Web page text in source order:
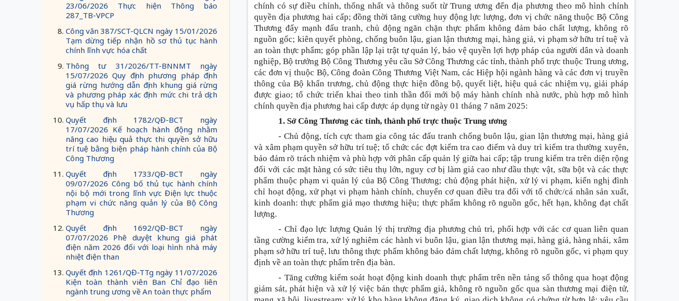
23/06/2026 Thực hiện Thông báo
287_TB-VPCP
Công văn 387/SCT-QLCN ngày 15/01/2026
Tạm dừng tiếp nhận hồ sơ thủ tục hành
chính lĩnh vực hóa chất
Thông tư 31/2026/TT-BNNMT ngày
15/07/2026 Quy định phương pháp định
giá rừng hướng dẫn định khung giá rừng
và phương pháp xác định mức chi trả dịch
vụ hấp thụ và lưu
Quyết định 1782/QĐ-BCT ngày
17/07/2026 Kế hoạch hành động nhằm
nâng cao hiệu quả thực thi quyền sở hữu
trí tuệ bằng biện pháp hành chính của Bộ
Công Thương
Quyết định 1733/QĐ-BCT ngày
09/07/2026 Công bố thủ tục hành chính
nội bộ mới trong lĩnh vực Điện lực thuộc
phạm vi chức năng quản lý của Bộ Công
Thương
Quyết định 1692/QĐ-BCT ngày
07/07/2026 Phê duyệt khung giá phát
điện năm 2026 đối với loại hình nhà máy
nhiệt điện than
Quyết định 1261/QĐ-TTg ngày 11/07/2026
Kiện toàn thành viên Ban Chỉ đạo liên
ngành trung ương về An toàn thực phẩm
chính có sự điều chỉnh, thống nhất và thông suốt từ Trung ương đến địa phương theo mô hình chính
quyền địa phương hai cấp; đồng thời tăng cường huy động lực lượng, đơn vị chức năng thuộc Bộ Công
Thương đẩy mạnh đấu tranh, chủ động ngăn chặn thực phẩm không đảm bảo chất lượng, không rõ
nguồn gốc; kiên quyết phòng, chống buôn lậu, gian lận thương mại, hàng giả, vi phạm sở hữu trí tuệ và
an toàn thực phẩm; góp phần lập lại trật tự quản lý, bảo vệ quyền lợi hợp pháp của người dân và doanh
nghiệp, Bộ trưởng Bộ Công Thương yêu cầu Sở Công Thương các tỉnh, thành phố trực thuộc Trung ương,
các đơn vị thuộc Bộ, Công đoàn Công Thương Việt Nam, các Hiệp hội ngành hàng và các đơn vị truyền
thông của Bộ khẩn trương, chủ động thực hiện đồng bộ, quyết liệt, hiệu quả các nhiệm vụ, giải pháp
được giao; tổ chức triển khai theo tinh thần đổi mới bộ máy hành chính nhà nước, phù hợp mô hình
chính quyền địa phương hai cấp được áp dụng từ ngày 01 tháng 7 năm 2025:
1. Sở Công Thương các tỉnh, thành phố trực thuộc Trung ương
- Chủ động, tích cực tham gia công tác đấu tranh chống buôn lậu, gian lận thương mại, hàng giả
và xâm phạm quyền sở hữu trí tuệ; tổ chức các đợt kiểm tra cao điểm và duy trì kiểm tra thường xuyên,
bảo đảm rõ trách nhiệm và phù hợp với phân cấp quản lý giữa hai cấp; tập trung kiểm tra trên diện rộng
đối với các mặt hàng có sức tiêu thụ lớn, nguy cơ bị làm giả cao như dầu thực vật, sữa bột và các thực
phẩm thuộc phạm vi quản lý của Bộ Công Thương; chủ động phát hiện, xử lý vi phạm, kiến nghị đình
chỉ hoạt động, xử phạt vi phạm hành chính, chuyển cơ quan điều tra đối với tổ chức/cá nhân sản xuất,
kinh doanh: thực phẩm giả mạo thương hiệu; thực phẩm không rõ nguồn gốc, hết hạn, không đạt chất
lượng.
- Chỉ đạo lực lượng Quản lý thị trường địa phương chủ trì, phối hợp với các cơ quan liên quan
tầng cường kiểm tra, xử lý nghiêm các hành vi buôn lậu, gian lận thương mại, hàng giả, hàng nhái, xâm
phạm sở hữu trí tuệ, lưu thông thực phẩm không bảo đảm chất lượng, không rõ nguồn gốc, vi phạm quy
định về an toàn thực phẩm trên địa bàn.
- Tăng cường kiểm soát hoạt động kinh doanh thực phẩm trên nền tảng số thông qua hoạt động
giám sát, phát hiện và xử lý việc bán thực phẩm giả, không rõ nguồn gốc qua sàn thương mại điện tử,